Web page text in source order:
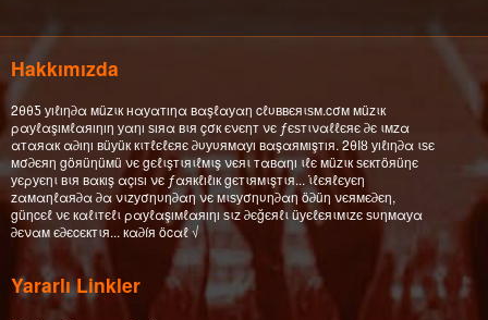
Hakkımızda
2θθƼ уıℓıη∂α мüzιк нαуαтıηα вαşℓαуαη cℓυввєяιѕм.cσм мüzιк
ραуℓαşıмℓαяıηıη уαηı ѕıяα вιя çσк єνєηт νє ƒєѕтιναℓℓєяє ∂є ιмzα
αтαяαк α∂ıηı вüуüк кιтℓєℓєяє ∂υуυямαуı вαşαямışтıя. 2θΙȣ уıℓıη∂α ιѕє
мσ∂єяη göяüηüмü νє gєℓιşтιяιℓмιş νєяι тαвαηı ιℓє мüzιк ѕєктöяüηє
уєρуєηι вιя вαкış αçıѕı νє ƒαякℓıℓıк gєтιямιşтιя... ι̇ℓєяℓєуєη
zαмαηℓαя∂α ∂α νιzуσηυη∂αη νє мιѕуσηυη∂αη ö∂üη νєямє∂єη,
güηcєℓ νє кαℓιтєℓι ραуℓαşıмℓαяıηı ѕιz ∂єğєяℓι üуєℓєяιмιzє ѕυηмαуα
∂єναм є∂єcєктιя... кα∂íя öcαℓ √
Yararlı Linkler